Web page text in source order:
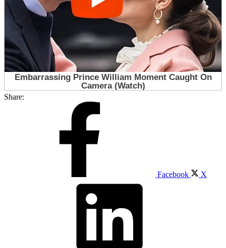
Share:
Facebook X